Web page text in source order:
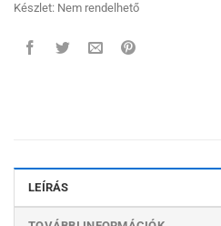
Készlet: Nem rendelhető
LEÍRÁS